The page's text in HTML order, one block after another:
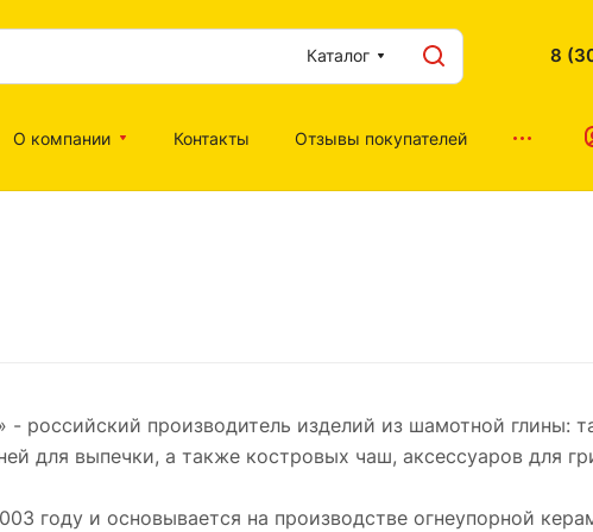
Каталог 8
О компании Контакты Отзывы покупателей
- российский производитель изделий из шамотной глины:
для выпечки, а также костровых чаш, аксессуаров для
году и основывается на производстве огнеупорной